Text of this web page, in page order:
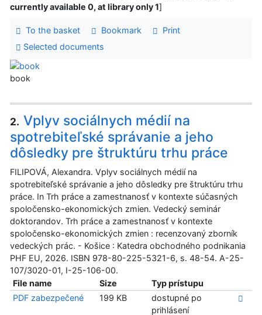
currently available 0, at library only 1]
To the basket Bookmark
Print
Selected documents
book
2. Vplyv sociálnych médií na
spotrebiteľské správanie a jeho
dôsledky pre štruktúru trhu práce
FILIPOVÁ, Alexandra. Vplyv sociálnych médií na
spotrebiteľské správanie a jeho dôsledky pre štruktúru trhu
práce. In Trh práce a zamestnanosť v kontexte súčasných
spoločensko-ekonomických zmien. Vedecký seminár
doktorandov. Trh práce a zamestnanosť v kontexte
spoločensko-ekonomických zmien : recenzovaný zborník
vedeckých prác. - Košice : Katedra obchodného podnikania
PHF EU, 2026. ISBN 978-80-225-5321-6, s. 48-54. A-25-
107/3020-01, I-25-106-00.
File name
Size
Typ prístupu
PDF zabezpečené
199 KB
dostupné po
prihlásení